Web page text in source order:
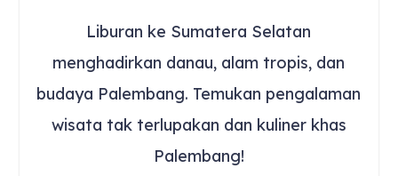
Liburan ke Sumatera Selatan
menghadirkan danau, alam tropis, dan
budaya Palembang. Temukan pengalaman
wisata tak terlupakan dan kuliner khas
Palembang!